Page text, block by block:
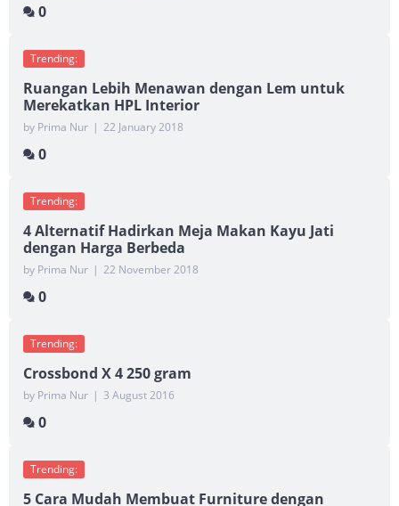
0
Trending:
Ruangan Lebih Menawan dengan Lem untuk
Merekatkan HPL Interior
by Prima Nur | 22 January 2018
0
Trending:
4 Alternatif Hadirkan Meja Makan Kayu Jati
dengan Harga Berbeda
by Prima Nur | 22 November 2018
0
Trending:
Crossbond X 4 250 gram
by Prima Nur | 3 August 2016
0
Trending:
5 Cara Mudah Membuat Furniture dengan